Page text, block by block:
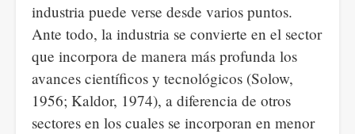
industria puede verse desde varios puntos.
Ante todo, la industria se convierte en el sector
que incorpora de manera más profunda los
avances científicos y tecnológicos (Solow,
1956; Kaldor, 1974), a diferencia de otros
sectores en los cuales se incorporan en menor